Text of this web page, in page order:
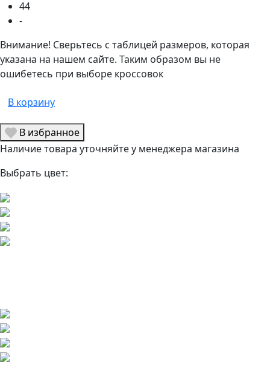
44
-
Внимание! Сверьтесь с таблицей размеров, которая
указана на нашем сайте. Таким образом вы не
ошибетесь при выборе кроссовок
В корзину
В избранное
Наличие товара уточняйте у менеджера магазина
Выбрать цвет: